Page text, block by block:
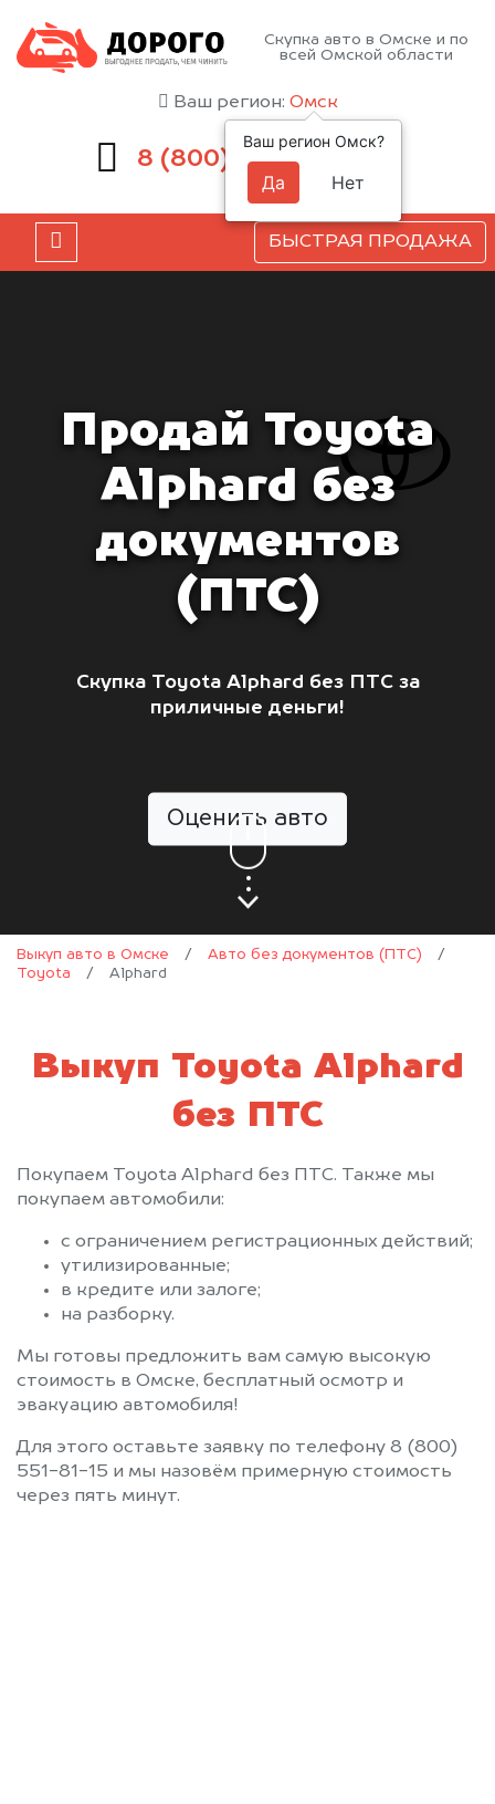
Скупка авто в Омске и по
всей Омской области
Ваш регион: Омск
8 (800) 551-81-15
БЫСТРАЯ ПРОДАЖА
Продай Toyota
Alphard без
документов
(ПТС)
Скупка Toyota Alphard без ПТС за
приличные деньги!
Оценить авто
Выкуп авто в Омске / Авто без документов (ПТС)
/
Toyota
/ Alphard
Выкуп Toyota Alphard
без ПТС
Покупаем Toyota Alphard без ПТС. Также мы
покупаем автомобили:
с ограничением регистрационных действий;
утилизированные;
в кредите или залоге;
на разборку.
Мы готовы предложить вам самую высокую
стоимость в Омске, бесплатный осмотр и
эвакуацию автомобиля!
Для этого оставьте заявку по телефону 8 (800)
551-81-15 и мы назовём примерную стоимость
через пять минут.
Ваш регион Омск?
Да Нет